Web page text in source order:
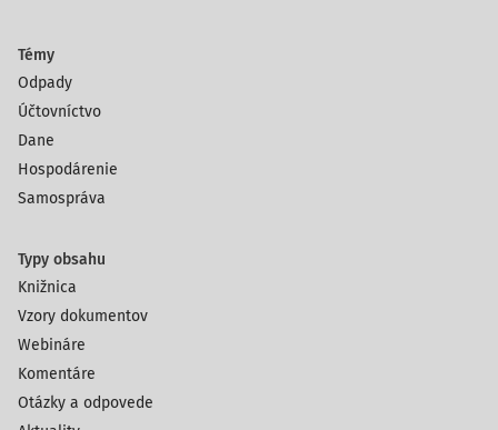
Témy
Odpady
Účtovníctvo
Dane
Hospodárenie
Samospráva
Typy obsahu
Knižnica
Vzory dokumentov
Webináre
Komentáre
Otázky a odpovede